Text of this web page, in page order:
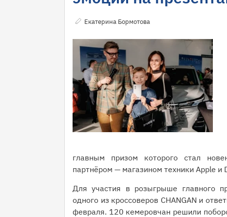
Екатерина Бормотова
главным призом которого стал
партнёром — магазином техники Apple и
Для участия в розыгрыше главного
одного из кроссоверов CHANGAN и
февраля. 120 кемеровчан решили